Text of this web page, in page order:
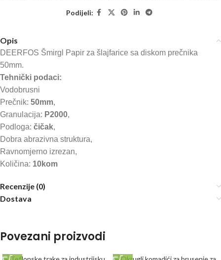
Podijeli:
Opis
DEERFOS Šmirgl Papir za šlajfarice sa diskom prečnika
50mm.
Tehnički podaci:
Vodobrusni
Prečnik: 50mm,
Granulacija: P2000,
Podloga: čičak,
Dobra abrazivna struktura,
Ravnomjerno izrezan,
Količina: 10kom
Recenzije (0)
Dostava
Povezani proizvodi